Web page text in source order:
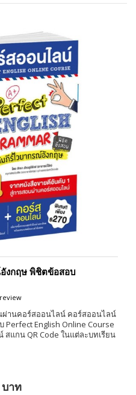
งกฤษ พิชิตข้อสอบ
านคอร์สออนไลน์ คอร์สออนไลน์
English Online Course
แกน QR Code ในแต่ละบทเรียน
บาท